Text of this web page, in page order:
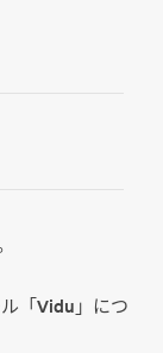
「Vidu」につ